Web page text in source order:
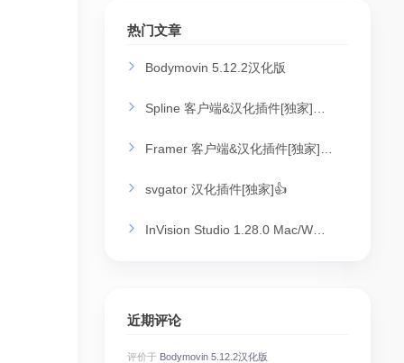
热门文章
Bodymovin 5.12.2汉化版
Spline 客户端&汉化插件[独家]…
Framer 客户端&汉化插件[独家]…
svgator 汉化插件[独家]👍
InVision Studio 1.28.0 Mac/W…
近期评论
评价于 Bodymovin 5.12.2汉化版